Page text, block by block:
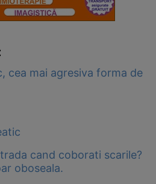
cea mai agresiva forma de
cand coborati scarile?
oboseala.